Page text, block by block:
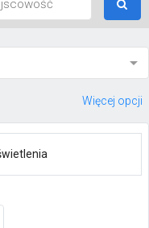
Więcej opcji